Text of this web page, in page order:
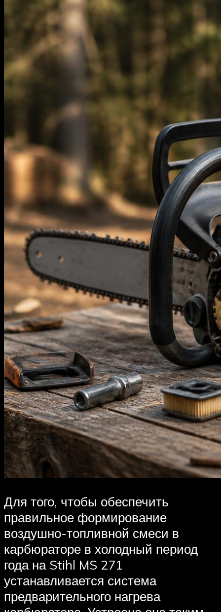
Для того, чтобы обеспечить
правильное формирование
воздушно-топливной смеси в
карбюраторе в холодный период
года на Stihl MS 271
устанавливается система
предварительного нагрева